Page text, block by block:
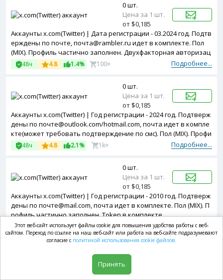
Аккаунты x.com(Twitter) | Дата регистрации - 03.2024 год. Подтв
ерждены по почте, почта@rambler.ru идет в комплекте. Пол
(MIX). Профиль частично заполнен. Двухфакторная авторизац
ия включена. Зарегистрированы с MIX ip.
Подробнее...
48ч 4.8 1.4% 100+
0 шт.
Цена за 1 шт.
от $0,185
Аккаунты x.com(Twitter) | Год регистрации - 2024 год. Подтверж
дены по почте@outlook.com/hotmail.com, почта идет в компле
кте(может требовать подтверждение по смс). Пол (MIX). Профи
ль частично заполнен. Двухфакторная авторизация включен
а. Token в комплекте.
Подробнее...
48ч 4.8 2.1% 1k+
0 шт.
Цена за 1 шт.
от $0,185
Аккаунты x.com(Twitter) | Год регистрации - 2010 год. Подтверж
дены по почте@mail.com, почта идет в комплекте. Пол (MIX). П
рофиль частично заполнен. Token в комплекте.
Подробнее...
48ч 4.7 1.7% 10+
0 шт.
Цена за 1 шт.
от $0,185
Аккаунты x.com(Twitter) | Год регистрации - 2012 год. Подтверж
Цена за 1 шт.
от $0,185
Этот веб-сайт использует файлы cookie для повышения удобства работы с веб-
сайтом. Переход по ссылке на наш веб-сайт или работа на веб-сайте подразумевают
согласие с политикой использования cookie файлов.
Принять